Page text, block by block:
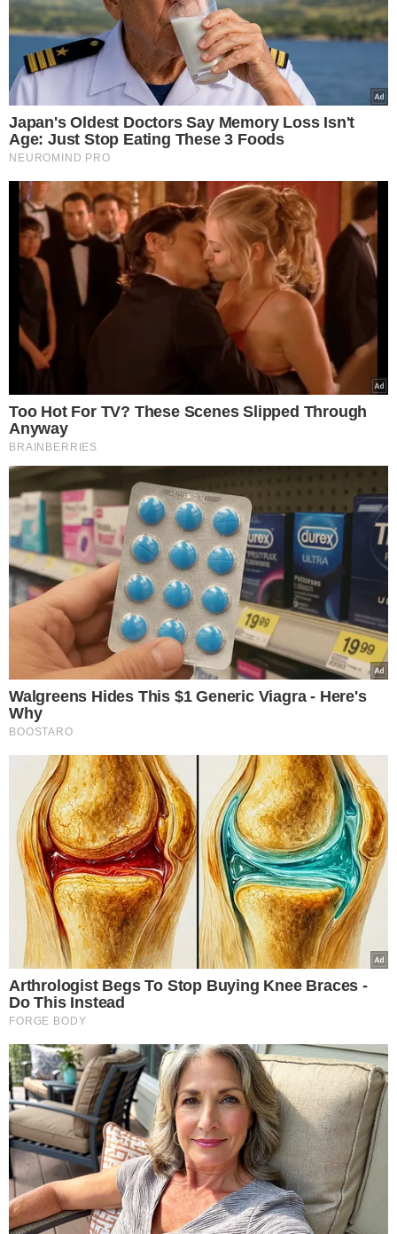
Caminhonete ficou completamente destruída - Foto: Polícia Rodoviária
Um dos turistas franceses tinha 65 anos e era natural
de Estrasburgo
identidade da segunda vítima francesa ainda não havia
sido confirmada até o início da tarde. Ambos os corpos
foram levados para o município de Barreirinhas (MA).
A terceira vítima era o condutor do veículo, de 33 anos,
natural de Primeira Cruz (MA) e residente em Santo
Amaro do Maranhão, também na região dos Lençóis
Maranhenses. O corpo dele foi encaminhado para Santo
Amaro.
TÓPICOS
TURISMO MARANHÃO
VER COMENTÁRIOS
VEJA TAMBÉM